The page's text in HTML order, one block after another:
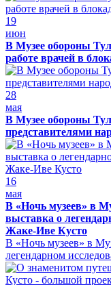
19
июн
В Музее обороны
работе врачей в
28
мая
В Музее обороны
представителями
16
мая
В «Ночь музеев» в
выставка о
Жаке-Иве Кусто
В «Ночь музеев» в
легендарном